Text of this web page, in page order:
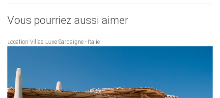
Vous pourriez aussi aimer
Location Villas Luxe Sardaigne - Italie